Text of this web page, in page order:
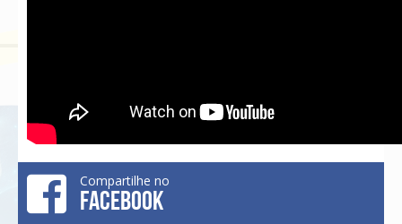
Compartilhe no
FACEBOOK